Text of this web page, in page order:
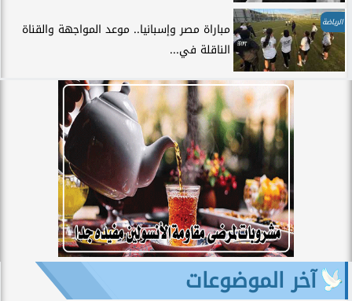
الرياضة
مباراة مصر وإسبانيا.. موعد المواجهة والقناة
الناقلة في...
آخر الموضوعات